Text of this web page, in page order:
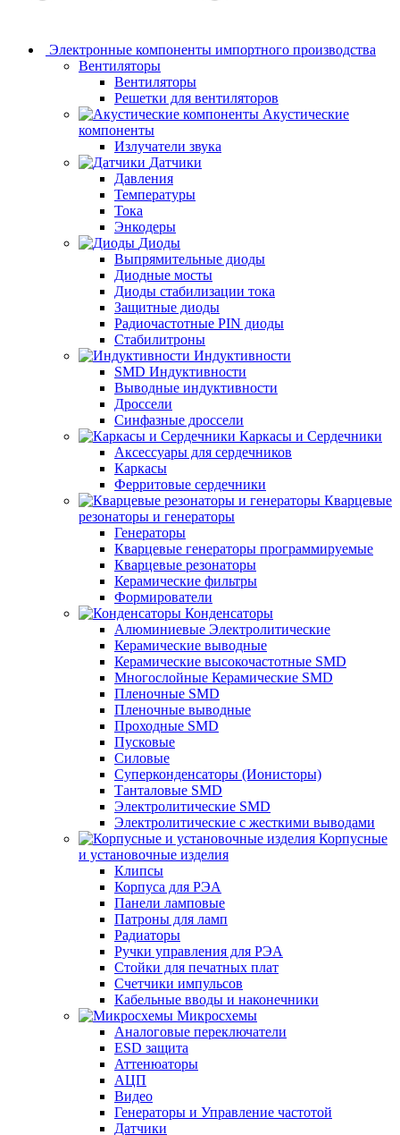
Электронные компоненты импортного производства
Вентиляторы
Вентиляторы
Решетки для вентиляторов
Акустические
компоненты
Излучатели звука
Датчики
Давления
Температуры
Тока
Энкодеры
Диоды
Выпрямительные диоды
Диодные мосты
Диоды стабилизации тока
Защитные диоды
Радиочастотные PIN диоды
Стабилитроны
Индуктивности
SMD Индуктивности
Выводные индуктивности
Дроссели
Синфазные дроссели
Каркасы и Сердечники
Аксессуары для сердечников
Каркасы
Ферритовые сердечники
Кварцевые
резонаторы и генераторы
Генераторы
Кварцевые генераторы программируемые
Кварцевые резонаторы
Керамические фильтры
Формирователи
Конденсаторы
Алюминиевые Электролитические
Керамические выводные
Керамические высокочастотные SMD
Многослойные Керамические SMD
Пленочные SMD
Пленочные выводные
Проходные SMD
Пусковые
Силовые
Суперконденсаторы (Ионисторы)
Танталовые SMD
Электролитические SMD
Электролитические с жесткими выводами
Корпусные
и установочные изделия
Клипсы
Корпуса для РЭА
Панели ламповые
Патроны для ламп
Радиаторы
Ручки управления для РЭА
Стойки для печатных плат
Счетчики импульсов
Кабельные вводы и наконечники
Микросхемы
Аналоговые переключатели
ESD защита
Аттенюаторы
АЦП
Видео
Генераторы и Управление частотой
Датчики